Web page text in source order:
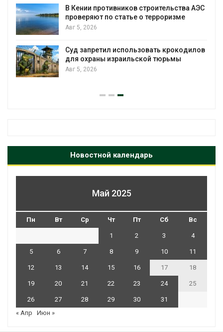
В Кении противников строительства АЭС
проверяют по статье о терроризме
Авг 5, 2026
Суд запретил использовать крокодилов
для охраны израильской тюрьмы
Авг 5, 2026
Новостной календарь
Май 2025
Пн Вт Ср Чт Пт Сб Вс
1 2 3 4
5 6 7 8 9 10 11
12 13 14 15 16 17 18
19 20 21 22 23 24 25
26 27 28 29 30
31
« Апр
Июн »